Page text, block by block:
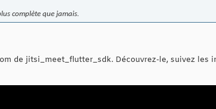
complète que jamais.
de jitsi_meet_flutter_sdk. Découvrez-le, suivez les